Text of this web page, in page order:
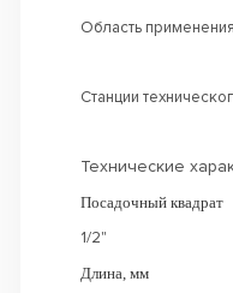
Область
Станции
Технические
Посадочный квадрат
1/2"
Длина, мм